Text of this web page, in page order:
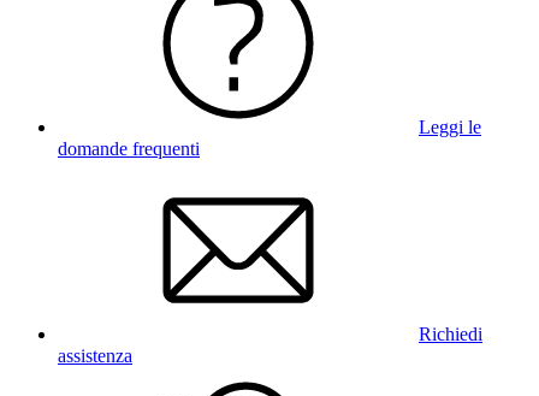
Leggi le
domande frequenti
Richiedi
assistenza